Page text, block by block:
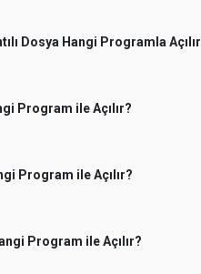
Dosya Hangi Programla
Program ile Açılır?
Program ile Açılır?
Program ile Açılır?